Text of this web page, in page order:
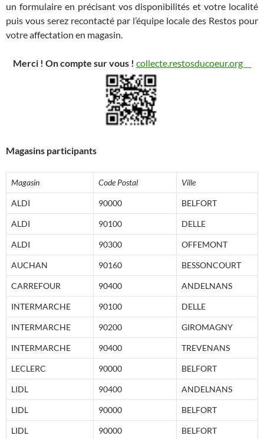
un formulaire en précisant vos disponibilités et votre localité
puis vous serez recontacté par l’équipe locale des Restos pour
votre affectation en magasin.
Merci ! On compte sur vous ! collecte.restosducoeur.org
Magasins participants
Magasin Code Postal Ville
ALDI 90000 BELFORT
ALDI 90100 DELLE
ALDI 90300 OFFEMONT
AUCHAN 90160 BESSONCOURT
CARREFOUR 90400 ANDELNANS
INTERMARCHE 90100 DELLE
INTERMARCHE 90200 GIROMAGNY
INTERMARCHE 90400 TREVENANS
LECLERC 90000 BELFORT
LIDL 90400 ANDELNANS
LIDL 90000 BELFORT
LIDL 90000 BELFORT